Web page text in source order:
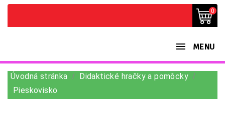
0
MENU
Úvodná stránka
Didaktické hračky a pomôcky
Pieskovisko